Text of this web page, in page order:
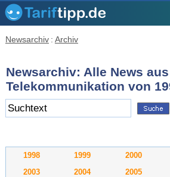
Newsarchiv : Archiv
Newsarchiv: Alle News
Telekommunikation von
1998 1999 2000
2003
2004 2005